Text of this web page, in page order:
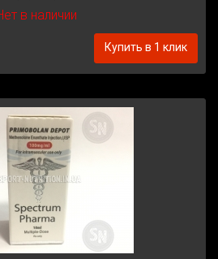
в наличии
Купить в 1 клик